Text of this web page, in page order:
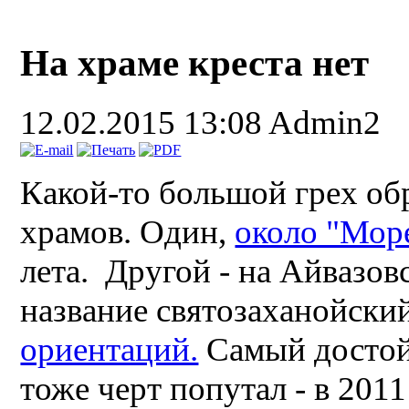
На храме креста нет
12.02.2015 13:08 Admin2
Какой-то большой грех
храмов. Один, около
лета. Другой - на
название
ориентаций. Самый
тоже черт попутал - в